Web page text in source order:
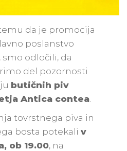
da je promocija
poslanstvo
smo odločili, da
del pozornosti
butičnih piv
Antica contea.
tovrstnega piva in
bosta potekali v
ob 19.00, na